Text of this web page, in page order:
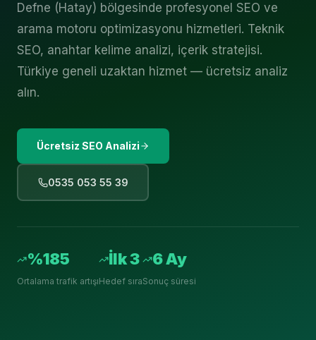
Defne (Hatay) bölgesinde profesyonel SEO ve
arama motoru optimizasyonu hizmetleri. Teknik
SEO, anahtar kelime analizi, içerik stratejisi.
Türkiye geneli uzaktan hizmet — ücretsiz analiz
alın.
Ücretsiz SEO Analizi
0535 053 55 39
%185
Ortalama trafik artışı
İlk 3
Hedef sıra
6 Ay
Sonuç süresi